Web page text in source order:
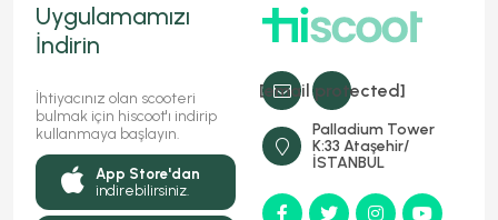
[email protected]
Palladium Tower
K:33 Ataşehir/
İSTANBUL
Uygulamamızı
İndirin
İhtiyacınız olan scooteri
bulmak için hiscoot'ı indirip
kullanmaya başlayın.
App Store'dan
indirebilirsiniz.